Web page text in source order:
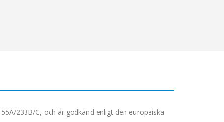
233B/C, och är godkänd enligt den europeiska